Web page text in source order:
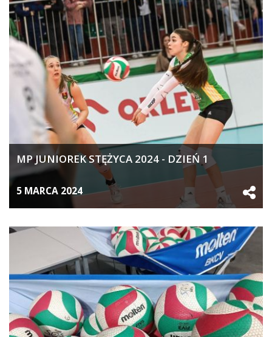
MP JUNIOREK STĘŻYCA 2024 - DZIEŃ 1
5 MARCA 2024